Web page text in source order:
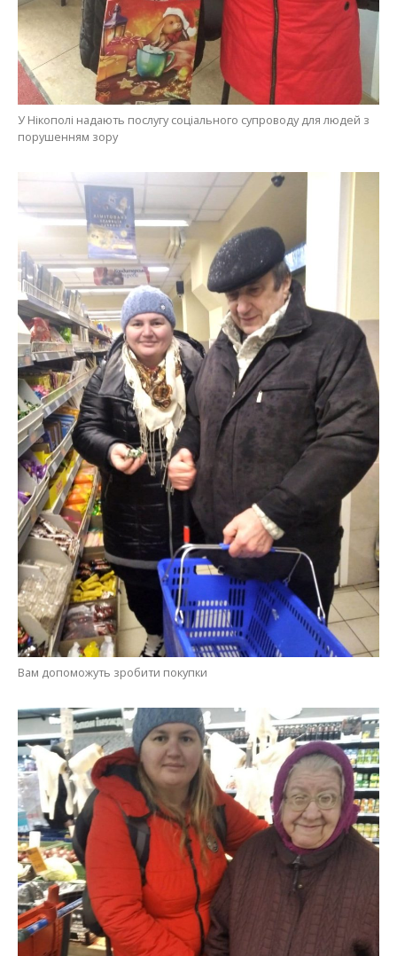
У Нікополі надають послугу соціального супроводу для людей з
порушенням зору
Вам допоможуть зробити покупки